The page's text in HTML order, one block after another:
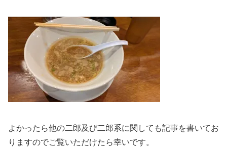
よかったら他の二郎及び二郎系に関しても記事を書いてお
りますのでご覧いただけたら幸いです。